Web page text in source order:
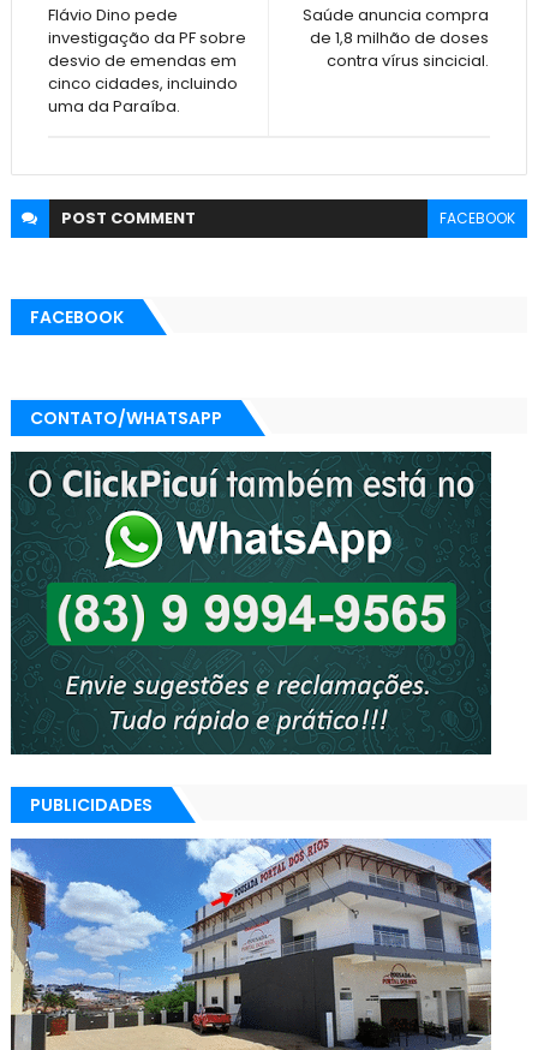
Saúde anuncia compra
de 1,8 milhão de doses
contra vírus sincicial.
Flávio Dino pede
investigação da PF sobre
desvio de emendas em
cinco cidades, incluindo
uma da Paraíba.
POST COMMENT FACEBOOK
FACEBOOK
CONTATO/WHATSAPP
PUBLICIDADES